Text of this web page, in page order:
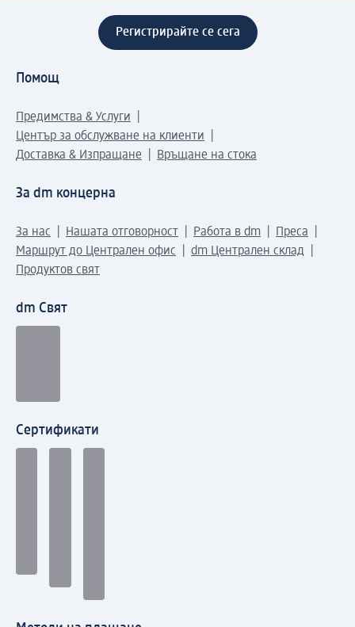
Регистрирайте се сега
Помощ
Предимства & Услуги
Център за обслужване на клиенти
Доставка & Изпращане
Връщане на стока
За dm концерна
За нас Нашата отговорност Работа в dm
Преса
Маршрут до Централен офис
dm Централен склад
Продуктов свят
dm Свят
Сертификати